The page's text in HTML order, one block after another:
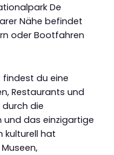
De
Nähe befindet
oder Bootfahren
du eine
Restaurants und
die
und das einzigartige
kulturell hat